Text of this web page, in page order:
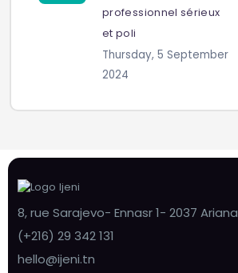
professionnel sérieux
et poli
Thursday, 5 September
2024
8, rue Sarajevo- Ennasr 1- 2037 Ariana
(+216) 29 342 131
hello@ijeni.tn